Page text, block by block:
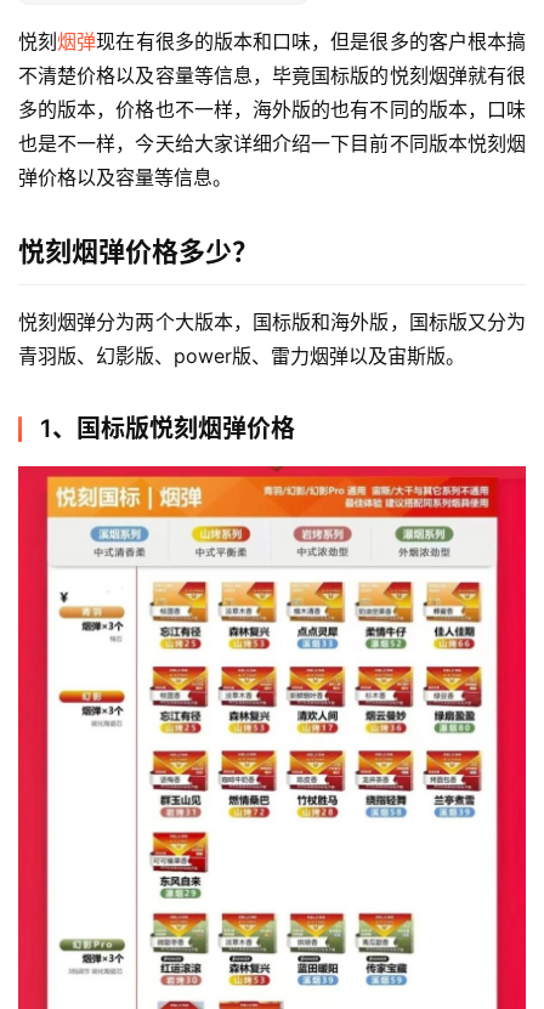
悦刻烟弹现在有很多的版本和口味，但是很多的客户根本搞
不清楚价格以及容量等信息，毕竟国标版的悦刻烟弹就有很
多的版本，价格也不一样，海外版的也有不同的版本，口味
也是不一样，今天给大家详细介绍一下目前不同版本悦刻烟
弹价格以及容量等信息。
悦刻烟弹价格多少？
悦刻烟弹分为两个大版本，国标版和海外版，国标版又分为
青羽版、幻影版、power版、雷力烟弹以及宙斯版。
1、国标版悦刻烟弹价格